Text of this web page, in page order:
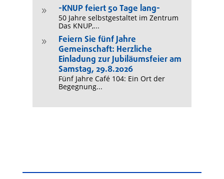
9 -KNUP feiert 50 Tage lang-
50 Jahre selbstgestaltet im Zentrum
Das KNUP,...
9
Feiern Sie fünf Jahre
Gemeinschaft: Herzliche
Einladung zur Jubiläumsfeier am
Samstag, 29.8.2026
Fünf Jahre Café 104: Ein Ort der
Begegnung...